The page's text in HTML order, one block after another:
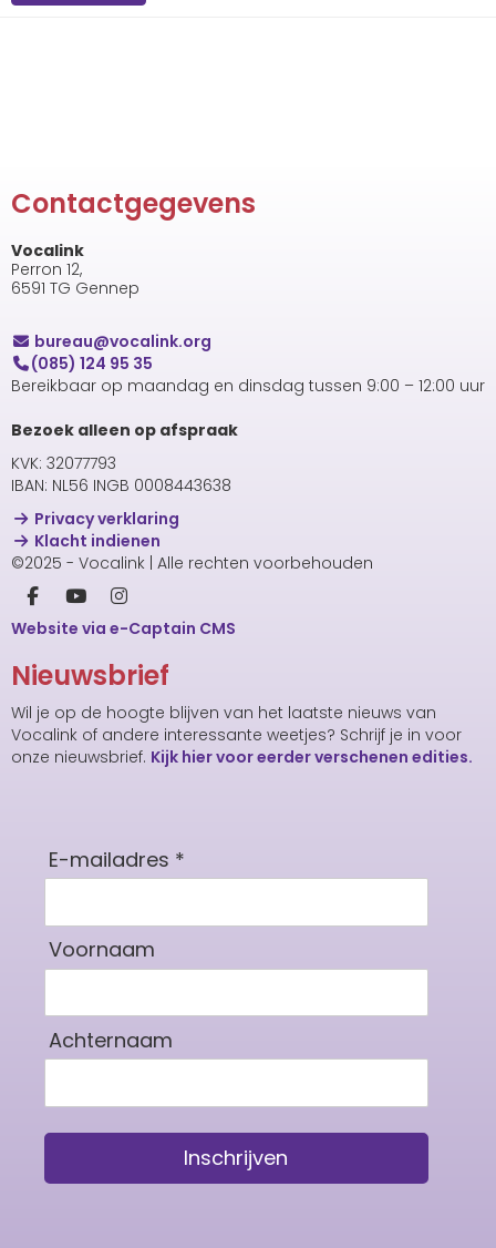
Contactgegevens
Vocalink
Perron 12,
6591 TG Gennep
uaerub@vocalink.org
(085) 124 95 35
Bereikbaar op maandag en dinsdag tussen 9:00 – 12:00 uur
Bezoek alleen op afspraak
KVK: 32077793
IBAN: NL56 INGB 0008443638
Privacy verklaring
Klacht indienen
©2025 - Vocalink | Alle rechten voorbehouden
Website via e-Captain CMS
Nieuwsbrief
Wil je op de hoogte blijven van het laatste nieuws van
Vocalink of andere interessante weetjes? Schrijf je in voor
onze nieuwsbrief. Kijk hier voor eerder verschenen edities.
E-mailadres *
Voornaam
Achternaam
Inschrijven